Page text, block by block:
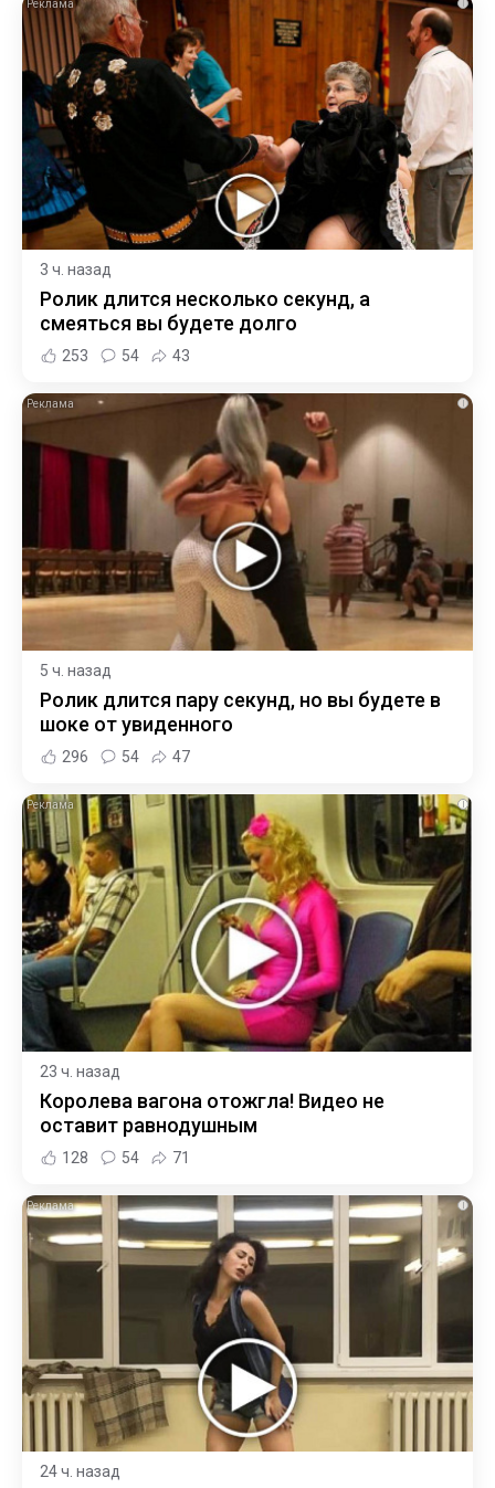
3 ч. назад
Ролик длится несколько секунд, а
смеяться вы будете долго
253 54 43
i
5 ч. назад
Ролик длится пару секунд, но вы будете в
шоке от увиденного
296 54 47
i
23 ч. назад
Королева вагона отожгла! Видео не
оставит равнодушным
128 54 71
i
24 ч. назад